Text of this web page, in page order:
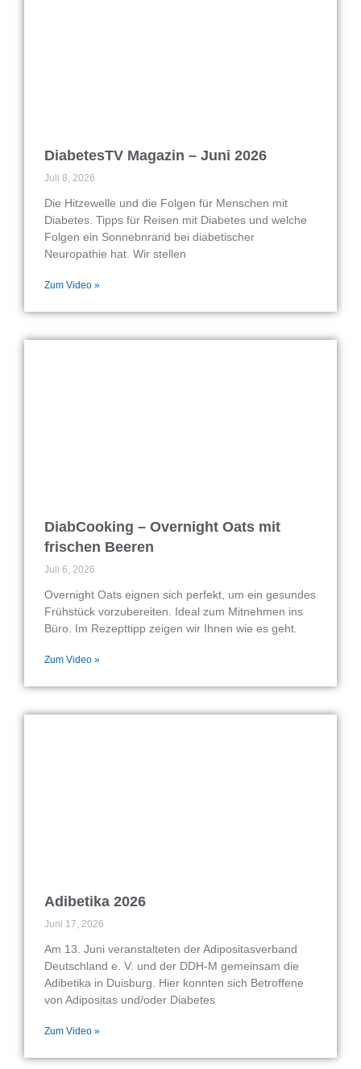
DiabetesTV Magazin – Juni 2026
Juli 8, 2026
Die Hitzewelle und die Folgen für Menschen mit
Diabetes. Tipps für Reisen mit Diabetes und welche
Folgen ein Sonnebnrand bei diabetischer
Neuropathie hat. Wir stellen
Zum Video »
DiabCooking – Overnight Oats mit
frischen Beeren
Juli 6, 2026
Overnight Oats eignen sich perfekt, um ein gesundes
Frühstück vorzubereiten. Ideal zum Mitnehmen ins
Büro. Im Rezepttipp zeigen wir Ihnen wie es geht.
Zum Video »
Adibetika 2026
Juni 17, 2026
Am 13. Juni veranstalteten der Adipositasverband
Deutschland e. V. und der DDH-M gemeinsam die
Adibetika in Duisburg. Hier konnten sich Betroffene
von Adipositas und/oder Diabetes
Zum Video »